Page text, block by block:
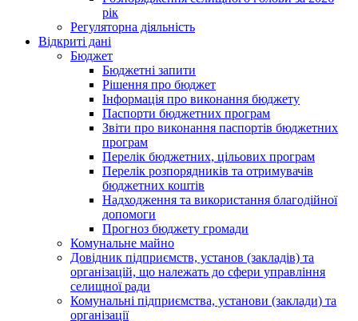
рік
Регуляторна діяльність
Відкриті дані
Бюджет
Бюджетні запити
Рішення про бюджет
Інформація про виконання бюджету
Паспорти бюджетних програм
Звіти про виконання паспортів бюджетних
програм
Перелік бюджетних, цільових програм
Перелік розпорядників та отримувачів
бюджетних коштів
Надходження та використання благодійної
допомоги
Прогноз бюджету громади
Комунальне майно
Довідник підприємств, установ (закладів) та
організацій, що належать до сфери управління
селищної ради
Комунальні підприємства, установи (заклади) та
організації